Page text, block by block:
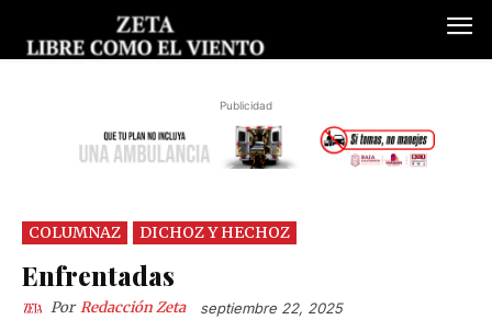
Publicidad
COLUMNAZ DICHOZ Y HECHOZ
Enfrentadas
Por Redacción Zeta septiembre 22, 2025